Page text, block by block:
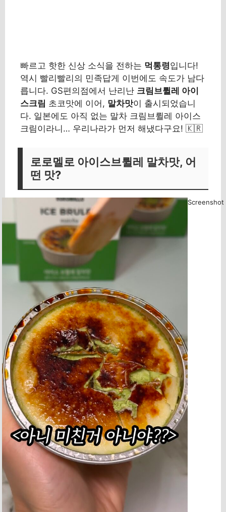
빠르고 핫한 신상 소식을 전하는 먹통령입니다!
역시 빨리빨리의 민족답게 이번에도 속도가 남다
릅니다. GS편의점에서 난리난 크림브륄레 아이
스크림 초코맛에 이어, 말차맛이 출시되었습니
다. 일본에도 아직 없는 말차 크림브륄레 아이스
크림이라니… 우리나라가 먼저 해냈다구요! 🇰🇷
로로멜로 아이스브륄레 말차맛, 어
떤 맛?
Screenshot